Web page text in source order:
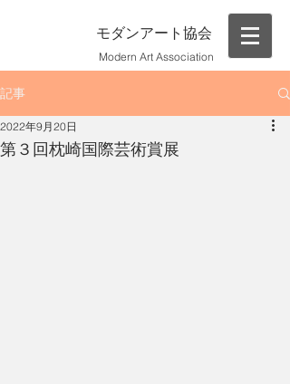
モダンアート協会
Modern Art Association
記事
第３回枕崎国際芸術賞展
2022年9月20日